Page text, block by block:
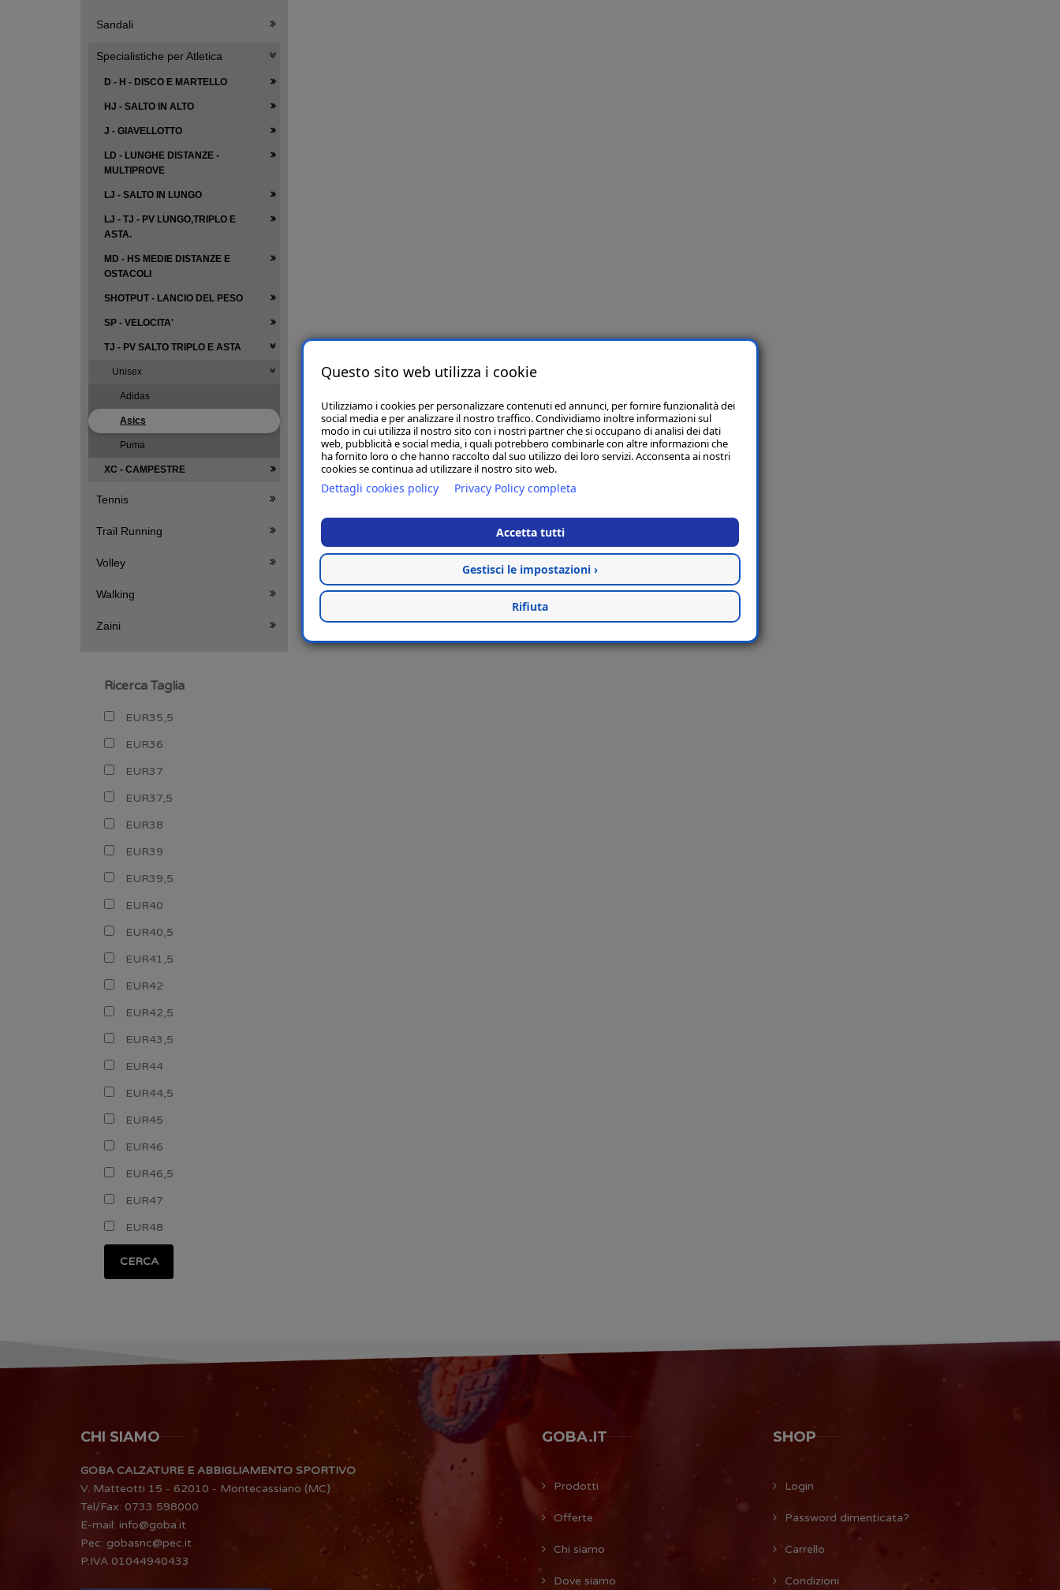
Sandali
Specialistiche per Atletica
D - H - DISCO E MARTELLO
HJ - SALTO IN ALTO
J - GIAVELLOTTO
LD - LUNGHE DISTANZE -
MULTIPROVE
LJ - SALTO IN LUNGO
LJ - TJ - PV LUNGO,TRIPLO E
ASTA.
MD - HS MEDIE DISTANZE E
OSTACOLI
SHOTPUT - LANCIO DEL PESO
SP - VELOCITA'
TJ - PV SALTO TRIPLO E ASTA
Unisex
Adidas
Asics
Puma
XC - CAMPESTRE
Tennis
Trail Running
Volley
Walking
Zaini
Ricerca Taglia
EUR35,5
EUR36
EUR37
EUR37,5
EUR38
EUR39
EUR39,5
EUR40
EUR40,5
EUR41,5
EUR42
EUR42,5
EUR43,5
EUR44
EUR44,5
EUR45
EUR46
EUR46,5
EUR47
EUR48
CERCA
CHI SIAMO
GOBA CALZATURE E ABBIGLIAMENTO SPORTIVO
V. Matteotti 15 - 62010 - Montecassiano (MC)
Tel/Fax: 0733 598000
E-mail: info@goba.it
Pec: gobasnc@pec.it
P.IVA 01044940433
GOBA.IT
Prodotti
Offerte
Chi siamo
Dove siamo
SHOP
Login
Password dimenticata?
Carrello
Condizioni
Questo sito web utilizza i cookie
Utilizziamo i cookies per personalizzare contenuti ed annunci, per fornire funzionalità dei
social media e per analizzare il nostro traffico. Condividiamo inoltre informazioni sul
modo in cui utilizza il nostro sito con i nostri partner che si occupano di analisi dei dati
web, pubblicità e social media, i quali potrebbero combinarle con altre informazioni che
ha fornito loro o che hanno raccolto dal suo utilizzo dei loro servizi. Acconsenta ai nostri
cookies se continua ad utilizzare il nostro sito web.
Dettagli cookies policy Privacy Policy completa
Accetta tutti
Gestisci le impostazioni ›
Rifiuta